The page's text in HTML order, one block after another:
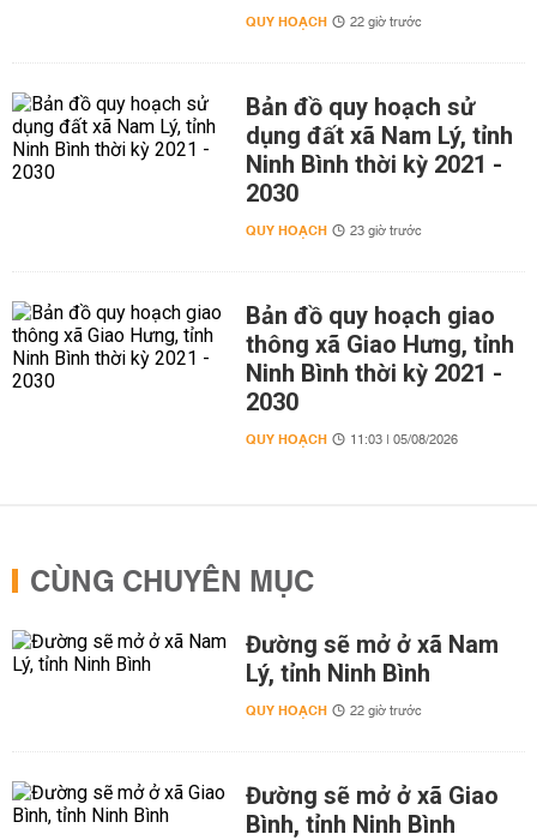
QUY HOẠCH 22 giờ trước
Bản đồ quy hoạch sử
dụng đất xã Nam Lý, tỉnh
Ninh Bình thời kỳ 2021 -
2030
QUY HOẠCH 23 giờ trước
Bản đồ quy hoạch giao
thông xã Giao Hưng, tỉnh
Ninh Bình thời kỳ 2021 -
2030
QUY HOẠCH 11:03 | 05/08/2026
CÙNG CHUYÊN MỤC
Đường sẽ mở ở xã Nam
Lý, tỉnh Ninh Bình
QUY HOẠCH 22 giờ trước
Đường sẽ mở ở xã Giao
Bình, tỉnh Ninh Bình